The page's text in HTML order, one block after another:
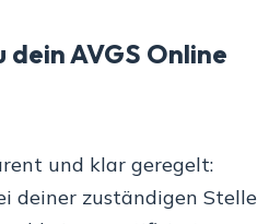
AVGS Online
und klar geregelt:
deiner zuständigen Stelle